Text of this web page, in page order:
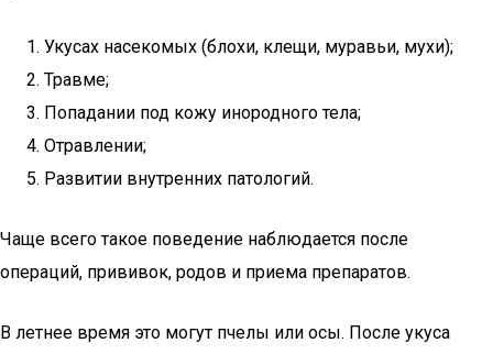
Укусах насекомых (блохи, клещи, муравьи, мухи);
Травме;
Попадании под кожу инородного тела;
Отравлении;
Развитии внутренних патологий.
Чаще всего такое поведение наблюдается после
операций, прививок, родов и приема препаратов.
В летнее время это могут пчелы или осы. После укуса